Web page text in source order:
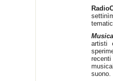
artisti
suono.